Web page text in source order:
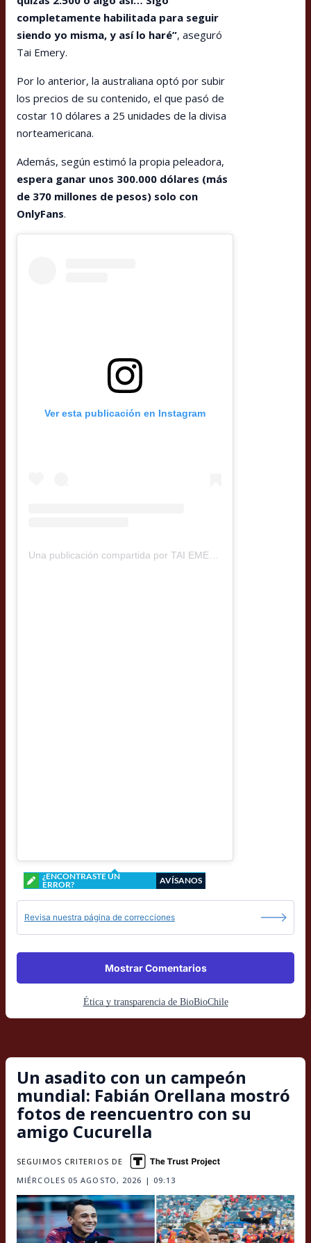
completamente habilitada para seguir
siendo yo misma, y así lo haré”, aseguró
Tai Emery.
Por lo anterior, la australiana optó por subir
los precios de su contenido, el que pasó de
costar 10 dólares a 25 unidades de la divisa
norteamericana.
Además, según estimó la propia peleadora,
espera ganar unos 300.000 dólares (más
de 370 millones de pesos) solo con
OnlyFans.
Ver esta publicación en Instagram
¿ENCONTRASTE UN
ERROR?
AVÍSANOS
Revisa nuestra página de correcciones
Mostrar Comentarios
Ética y transparencia de BioBioChile
Un asadito con un campeón
mundial: Fabián Orellana mostró
fotos de reencuentro con su
amigo Cucurella
MIÉRCOLES 05 AGOSTO, 2026 | 09:13
SEGUIMOS CRITERIOS DE